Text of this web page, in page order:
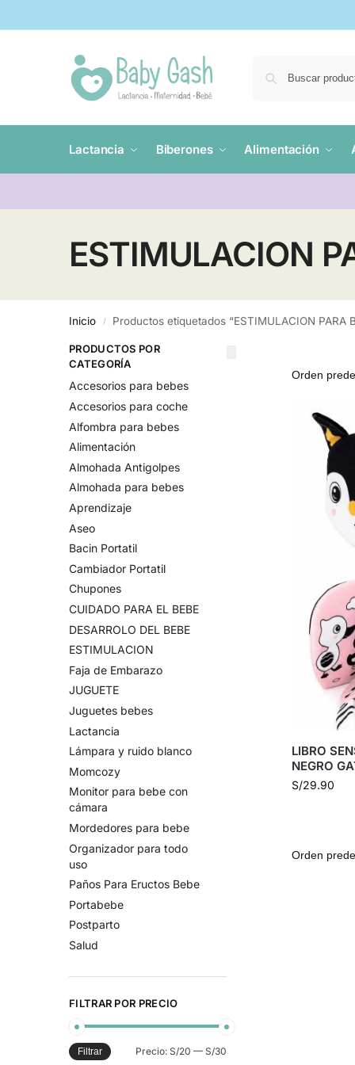
Lactancia Biberones Alimentación
ESTIMULACION
Inicio / Productos etiquetados “ESTIMULACION PARA
LIBRO
NEGRO
S/29.90
PRODUCTOS POR
CATEGORÍA
Accesorios para bebes
Accesorios para coche
Alfombra para bebes
Alimentación
Almohada Antigolpes
Almohada para bebes
Aprendizaje
Aseo
Bacin Portatil
Cambiador Portatil
Chupones
CUIDADO PARA EL BEBE
DESARROLO DEL BEBE
ESTIMULACION
Faja de Embarazo
JUGUETE
Juguetes bebes
Lactancia
Lámpara y ruido blanco
Momcozy
Monitor para bebe con
cámara
Mordedores para bebe
Organizador para todo
uso
Paños Para Eructos Bebe
Portabebe
Postparto
Salud
FILTRAR POR PRECIO
Filtrar Precio: S/20 — S/30